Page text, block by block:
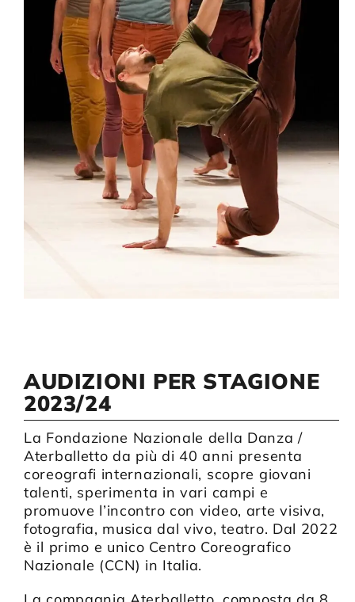
Compagnia
Sostienici
Calendario
AUDIZIONI PER STAGIONE
2023/24
La Fondazione Nazionale della Danza /
Aterballetto da più di 40 anni presenta
coreografi internazionali, scopre giovani
talenti, sperimenta in vari campi e
promuove l’incontro con video, arte visiva,
fotografia, musica dal vivo, teatro. Dal 2022
è il primo e unico Centro Coreografico
Nazionale (CCN) in Italia.